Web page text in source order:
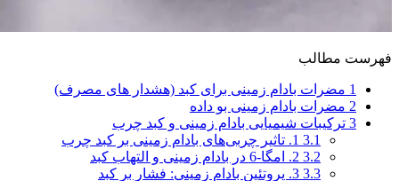
فهرست مطالب
1 مضرات بادام زمینی برای کبد (هشدار های مصرف)
2 مضرات بادام زمینی بو داده
3 ترکیبات شیمیایی بادام زمینی و کبد چرب
3.1
3.2
3.3